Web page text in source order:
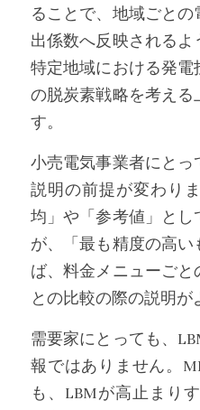
ることで、地域ごと
出係数へ反映されるよ
特定地域における発
の脱炭素戦略を考える
す。
小売電気事業者にと
説明の前提が変わり
均」や「参考値」とし
が、「最も精度の高
ば、料金メニューご
との比較の際の説明が
需要家にとっても、
報ではありません。
も、LBMが高止まり